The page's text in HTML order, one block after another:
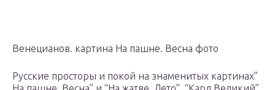
Венецианов. картина На пашне. Весна фото
Русские просторы и покой на знаменитых картинах”